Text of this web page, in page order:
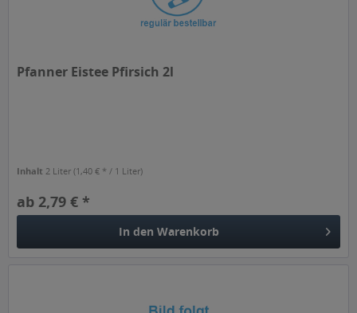
Pfanner Eistee Pfirsich 2l
Inhalt 2 Liter(1,40 € * / 1 Liter)
ab 2,79 € *
In den Warenkorb